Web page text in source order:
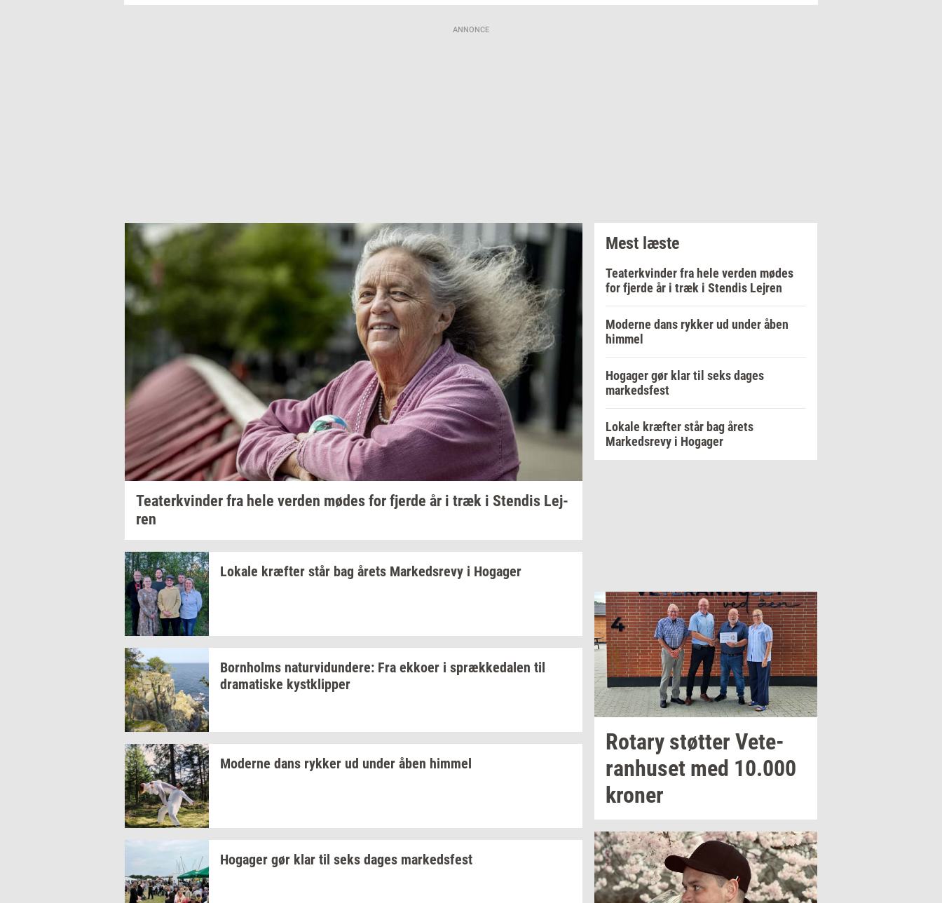
ANNONCE
Te­a­ter­kvin­der fra hele ver­den mødes for fjer­de år i træk i Sten­dis Lej­
ren
Lo­ka­le kræf­ter står bag årets Mar­keds­revy i Ho­ga­ger
Born­holms na­tur­vi­dun­de­re: Fra ek­ko­er i spræk­ke­da­len til
dra­ma­ti­ske kyst­klip­per
Mo­der­ne dans ryk­ker ud under åben him­mel
Ho­ga­ger gør klar til seks dages mar­keds­fest
Mest læste
Teaterkvinder fra hele verden mødes
for fjerde år i træk i Stendis Lejren
Moderne dans rykker ud under åben
himmel
Hogager gør klar til seks dages
markedsfest
Lokale kræfter står bag årets
Markedsrevy i Hogager
Ro­tary støt­ter Ve­te­
ran­hu­set med 10.000
kro­ner